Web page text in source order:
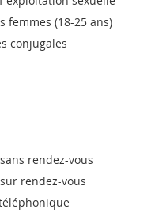
femmes (18-25 ans)
conjugales
rendez-vous
rendez-vous